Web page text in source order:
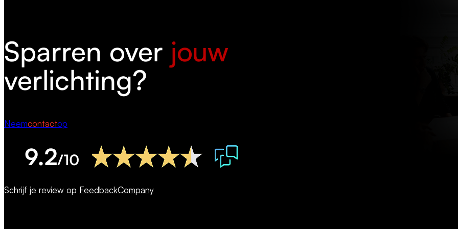
Sparren over jouw
verlichting?
Neemcontactop
Schrijf je review op FeedbackCompany